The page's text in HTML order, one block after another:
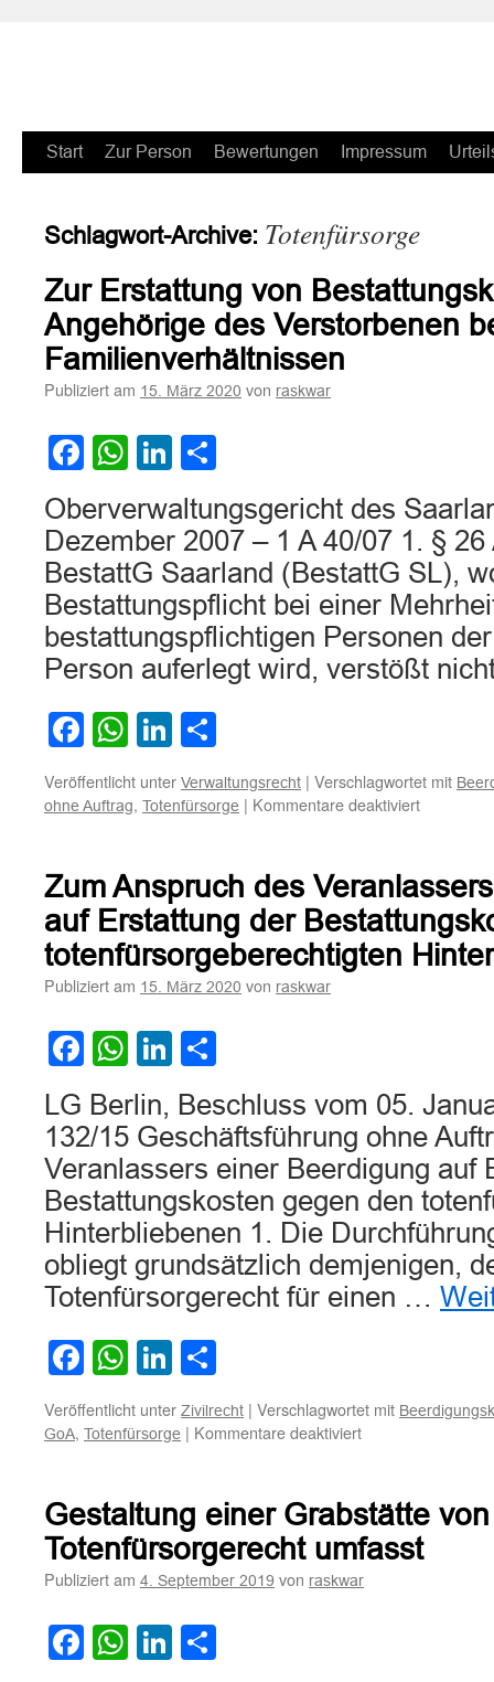
Zum
springen
Start Zur Person Bewertungen Impressum
Schlagwort-Archive: Totenfürsorge
Zur Erstattung von
Angehörige des Verstorbenen
Familienverhältnissen
Publiziert am 15. März 2020 von raskwar
Facebook
WhatsApp
LinkedIn
Oberverwaltungsgericht des
Dezember 2007 – 1 A 40/07 1. §
BestattG Saarland (BestattG SL),
Bestattungspflicht bei einer
bestattungspflichtigen Personen
Person auferlegt wird, verstößt
Facebook
WhatsApp
LinkedIn
Veröffentlicht unter Verwaltungsrecht | Verschlagwortet mit
ohne Auftrag, Totenfürsorge | Kommentare deaktiviertfür
durch
des
Zum Anspruch des
auf Erstattung der
totenfürsorgeberechtigten
Publiziert am 15. März 2020 von raskwar
Facebook
WhatsApp
LinkedIn
LG Berlin, Beschluss vom 05.
132/15 Geschäftsführung ohne
Veranlassers einer Beerdigung auf
Bestattungskosten gegen den
Hinterbliebenen 1. Die
obliegt grundsätzlich demjenigen,
Totenfürsorgerecht für einen …
Facebook
WhatsApp
LinkedIn
Veröffentlicht unter Zivilrecht | Verschlagwortet mit
GoA, Totenfürsorge | Kommentare deaktiviertfür
des
Veranlassers
einer
Beerdigung
auf
Gestaltung einer Grabstätte von
Totenfürsorgerecht umfasst
Publiziert am 4. September 2019 von raskwar
Facebook
WhatsApp
LinkedIn